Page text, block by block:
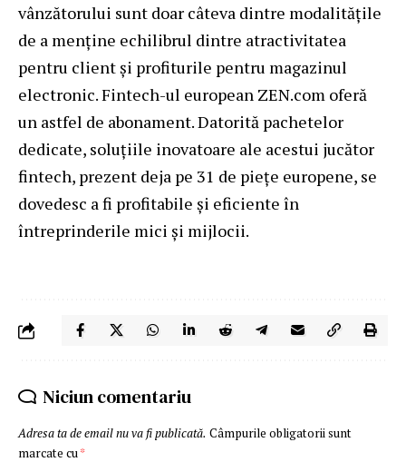
vânzătorului sunt doar câteva dintre modalitățile
de a menține echilibrul dintre atractivitatea
pentru client și profiturile pentru magazinul
electronic. Fintech-ul european ZEN.com oferă
un astfel de abonament. Datorită pachetelor
dedicate, soluțiile inovatoare ale acestui jucător
fintech, prezent deja pe 31 de piețe europene, se
dovedesc a fi profitabile și eficiente în
întreprinderile mici și mijlocii.
Niciun comentariu
Adresa ta de email nu va fi publicată. Câmpurile obligatorii sunt
marcate cu*